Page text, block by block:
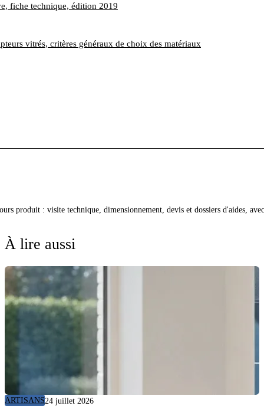
fiche technique, édition 2019
vitrés, critères généraux de choix des matériaux
produit : visite technique, dimensionnement, devis et dossiers d'aides,
À lire aussi
ARTISANS24 juillet 2026